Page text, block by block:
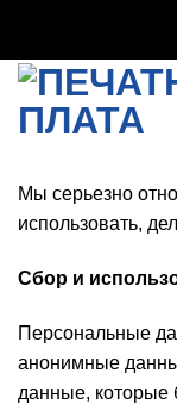
Мы серьезно
использовать,
Сбор и
Персональные
анонимные
данные, которые